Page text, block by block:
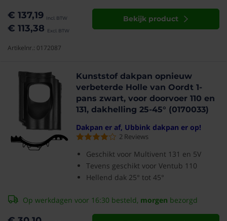
€ 137,19
€ 113,38
Bekijk product
Artikelnr.: 0172087
Kunststof dakpan opnieuw
verbeterde Holle van Oordt 1-
pans zwart, voor doorvoer 110 en
131, dakhelling 25-45° (0170033)
Dakpan er af, Ubbink dakpan er op!
2 Reviews
Geschikt voor Multivent 131 en 5V
Tevens geschikt voor Ventub 110
Hellend dak 25° tot 45°
Op werkdagen voor 16:30 besteld, morgen bezorgd